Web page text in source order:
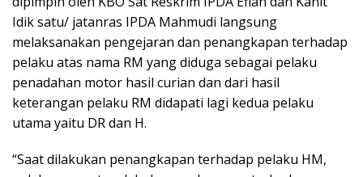
Idik satu/ jatanras IPDA Mahmudi langsung
melaksanakan pengejaran dan penangkapan terhadap
pelaku atas nama RM yang diduga sebagai pelaku
penadahan motor hasil curian dan dari hasil
keterangan pelaku RM didapati lagi kedua pelaku
utama yaitu DR dan H.
“Saat dilakukan penangkapan terhadap pelaku HM,